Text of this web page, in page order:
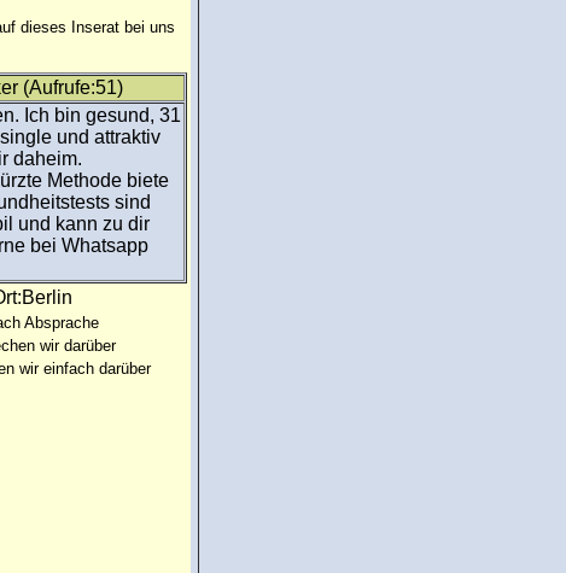
dieses Inserat bei uns
(Aufrufe:51)
Ich bin gesund, 31
und attraktiv
daheim.
Methode biete
sind
und kann zu dir
bei Whatsapp
Absprache
wir darüber
wir einfach darüber